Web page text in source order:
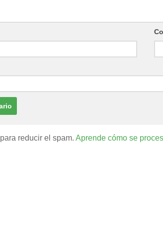
reducir el spam. Aprende cómo se